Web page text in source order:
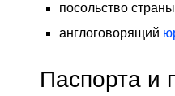
посольство страны
англоговорящий
Паспорта и